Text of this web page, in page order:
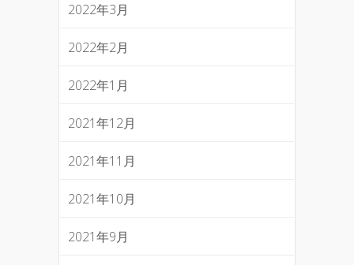
2022年3月
2022年2月
2022年1月
2021年12月
2021年11月
2021年10月
2021年9月